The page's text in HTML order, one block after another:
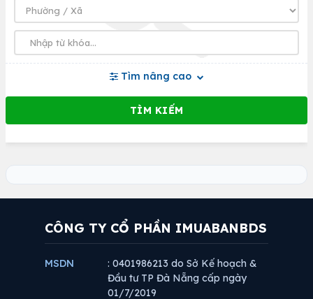
Tìm nâng cao
CÔNG TY CỔ PHẦN IMUABANBDS
MSDN
: 0401986213 do Sở Kế hoạch &
Đầu tư TP Đà Nẵng cấp ngày
01/7/2019